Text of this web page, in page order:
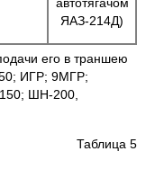
ЯАЗ-214Д)
его в траншею
50; ИГР; 9МГР;
ШН-200,
Таблица 5